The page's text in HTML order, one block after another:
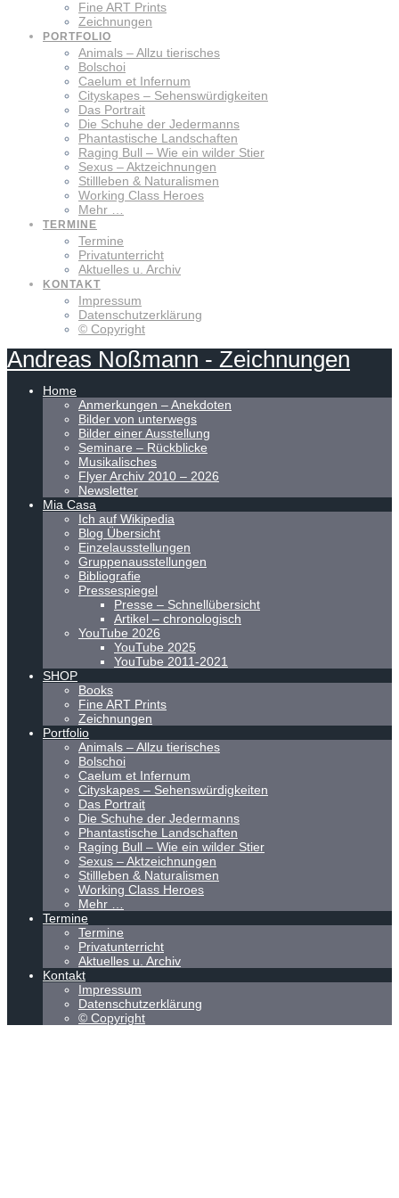
Fine ART Prints
Zeichnungen
PORTFOLIO
Animals – Allzu tierisches
Bolschoi
Caelum et Infernum
Cityskapes – Sehenswürdigkeiten
Das Portrait
Die Schuhe der Jedermanns
Phantastische Landschaften
Raging Bull – Wie ein wilder Stier
Sexus – Aktzeichnungen
Stillleben & Naturalismen
Working Class Heroes
Mehr …
TERMINE
Termine
Privatunterricht
Aktuelles u. Archiv
KONTAKT
Impressum
Datenschutzerklärung
© Copyright
Andreas Noßmann - Zeichnungen
Home
Anmerkungen – Anekdoten
Bilder von unterwegs
Bilder einer Ausstellung
Seminare – Rückblicke
Musikalisches
Flyer Archiv 2010 – 2026
Newsletter
Mia Casa
Ich auf Wikipedia
Blog Übersicht
Einzelausstellungen
Gruppenausstellungen
Bibliografie
Pressespiegel
Presse – Schnellübersicht
Artikel – chronologisch
YouTube 2026
YouTube 2025
YouTube 2011-2021
SHOP
Books
Fine ART Prints
Zeichnungen
Portfolio
Animals – Allzu tierisches
Bolschoi
Caelum et Infernum
Cityskapes – Sehenswürdigkeiten
Das Portrait
Die Schuhe der Jedermanns
Phantastische Landschaften
Raging Bull – Wie ein wilder Stier
Sexus – Aktzeichnungen
Stillleben & Naturalismen
Working Class Heroes
Mehr …
Termine
Termine
Privatunterricht
Aktuelles u. Archiv
Kontakt
Impressum
Datenschutzerklärung
© Copyright